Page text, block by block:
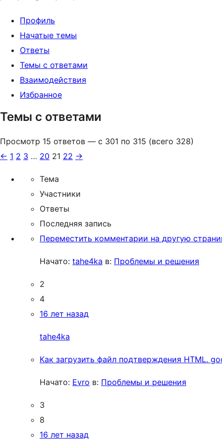
Профиль
Начатые темы
Ответы
Темы с ответами
Взаимодействия
Избранное
Темы с ответами
Просмотр 15 ответов — с 301 по 315 (всего 328)
← 1 2 3 … 20 21 22 →
Тема
Участники
Ответы
Последняя запись
Переместить комментарии на другую
Начато: tahe4ka в: Проблемы и решения
2
4
16 лет назад
tahe4ka
Как загрузить файл подтверждения HTML.
Начато: Evro в: Проблемы и решения
3
8
16 лет назад